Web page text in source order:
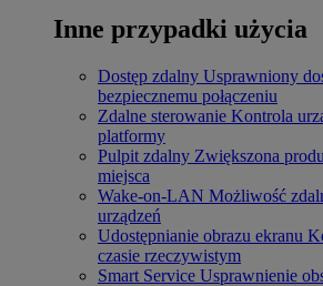
Inne przypadki użycia
Dostęp zdalny Usprawniony
bezpiecznemu połączeniu
Zdalne sterowanie Kontrola
platformy
Pulpit zdalny Zwiększona
miejsca
Wake-on-LAN Możliwość
urządzeń
Udostępnianie obrazu ekranu
czasie rzeczywistym
Smart Service Usprawnienie